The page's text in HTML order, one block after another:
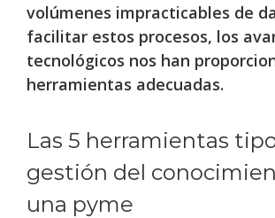
volúmenes impracticables de
facilitar estos procesos, los
tecnológicos nos han
herramientas adecuadas.
Las 5 herramientas
gestión del
una pyme